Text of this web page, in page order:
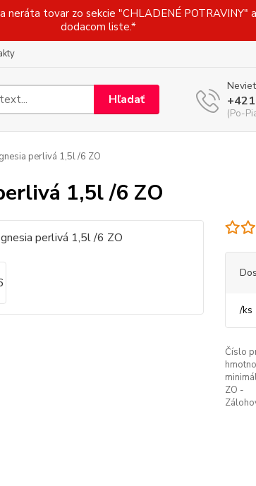
tovar zo sekcie "CHLADENÉ
dodacom liste.*
Hľadať
(Po-
perlivá 1,5l /6 ZO
1,5l /6 ZO
/ks
Číslo
ZO -